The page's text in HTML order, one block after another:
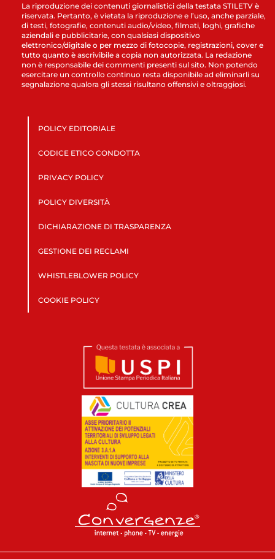
La riproduzione dei contenuti giornalistici della testata STILETV è
riservata. Pertanto, è vietata la riproduzione e l’uso, anche parziale,
di testi, fotografie, contenuti audio/video, filmati, loghi, grafiche
aziendali e pubblicitarie, con qualsiasi dispositivo
elettronico/digitale o per mezzo di fotocopie, registrazioni, cover e
tutto quanto è ascrivibile a copia non autorizzata. La redazione
non è responsabile dei commenti presenti sul sito. Non potendo
esercitare un controllo continuo resta disponibile ad eliminarli su
segnalazione qualora gli stessi risultano offensivi e oltraggiosi.
POLICY EDITORIALE
CODICE ETICO CONDOTTA
PRIVACY POLICY
POLICY DIVERSITÀ
DICHIARAZIONE DI TRASPARENZA
GESTIONE DEI RECLAMI
WHISTLEBLOWER POLICY
COOKIE POLICY